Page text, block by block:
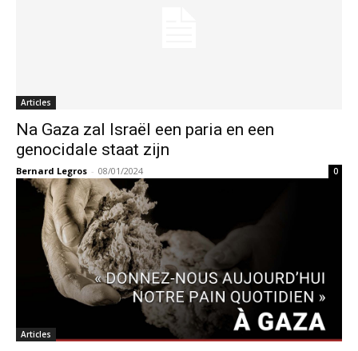
Articles
Na Gaza zal Israël een paria en een
genocidale staat zijn
Bernard Legros - 08/01/2024 0
Articles